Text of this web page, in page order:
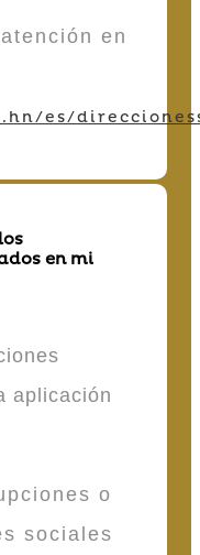
en
es/
en mi
aplicación
o
sociales